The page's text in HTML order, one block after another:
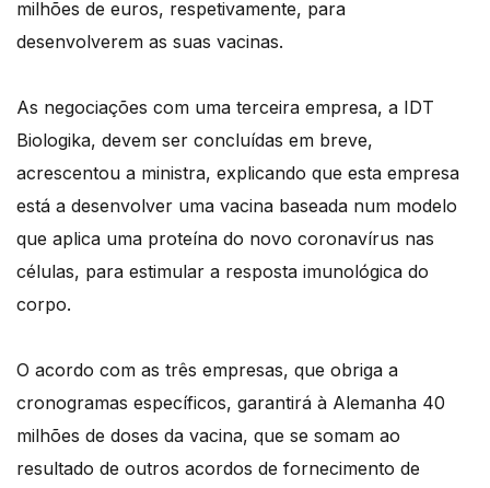
milhões de euros, respetivamente, para
desenvolverem as suas vacinas.
As negociações com uma terceira empresa, a IDT
Biologika, devem ser concluídas em breve,
acrescentou a ministra, explicando que esta empresa
está a desenvolver uma vacina baseada num modelo
que aplica uma proteína do novo coronavírus nas
células, para estimular a resposta imunológica do
corpo.
O acordo com as três empresas, que obriga a
cronogramas específicos, garantirá à Alemanha 40
milhões de doses da vacina, que se somam ao
resultado de outros acordos de fornecimento de